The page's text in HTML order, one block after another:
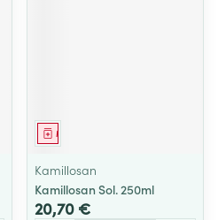
Médicament
Kamillosan
Kamillosan Sol. 250ml
20,70 €